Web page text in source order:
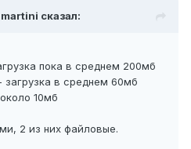
сказал:
пока в среднем 200мб
загрузка в среднем 60мб
10мб
2 из них файловые.